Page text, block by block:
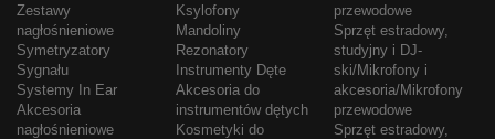
Zestawy
nagłośnieniowe
Symetryzatory
Sygnału
Systemy In Ear
Akcesoria
nagłośnieniowe
Ksylofony
Mandoliny
Rezonatory
Instrumenty Dęte
Akcesoria do
instrumentów dętych
Kosmetyki do
przewodowe
Sprzęt estradowy,
studyjny i DJ-
ski/Mikrofony i
akcesoria/Mikrofony
przewodowe
Sprzęt estradowy,